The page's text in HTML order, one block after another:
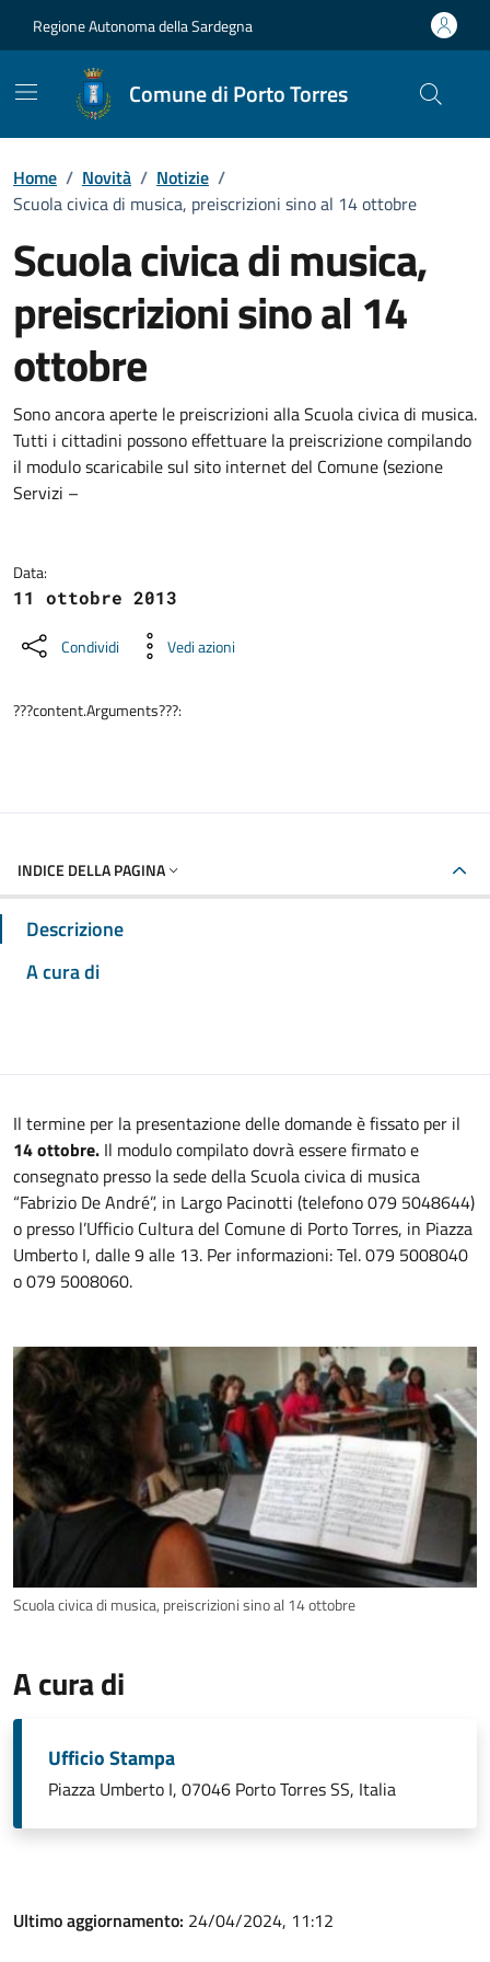
Regione Autonoma della Sardegna
Comune di Porto Torres
Home / Novità / Notizie /
Scuola civica di musica, preiscrizioni sino al 14 ottobre
Scuola civica di musica,
preiscrizioni sino al 14
ottobre
Dettagli della notizia
Sono ancora aperte le preiscrizioni alla Scuola civica di musica.
Tutti i cittadini possono effettuare la preiscrizione compilando
il modulo scaricabile sul sito internet del Comune (sezione
Servizi –
Data:
11 ottobre 2013
Condividi Vedi azioni
???content.Arguments???:
INDICE DELLA PAGINA
Descrizione
A cura di
Il termine per la presentazione delle domande è fissato per il
14 ottobre. Il modulo compilato dovrà essere firmato e
consegnato presso la sede della Scuola civica di musica
“Fabrizio De André”, in Largo Pacinotti (telefono 079 5048644)
o presso l’Ufficio Cultura del Comune di Porto Torres, in Piazza
Umberto I, dalle 9 alle 13. Per informazioni: Tel. 079 5008040
o 079 5008060.
Scuola civica di musica, preiscrizioni sino al 14 ottobre
A cura di
Ufficio Stampa
Piazza Umberto I, 07046 Porto Torres SS, Italia
Ultimo aggiornamento: 24/04/2024, 11:12